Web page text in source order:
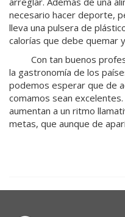
necesario hacer deporte,
lleva una pulsera de
calorías que debe quemar
Con tan buenos
la gastronomía de los
podemos esperar que de
comamos sean
aumentan a un ritmo
metas, que aunque de